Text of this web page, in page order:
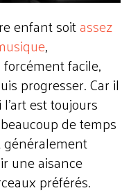
enfant soitassez
,
facile,
progresser. Car il
l'art est toujours
de temps
une aisance
préférés.